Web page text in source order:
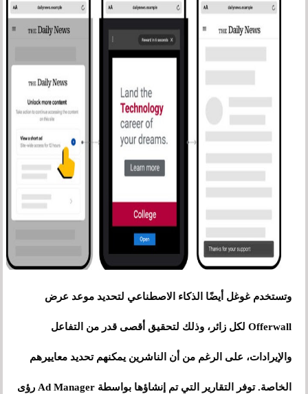
وتستخدم غوغل أيضًا الذكاء الاصطناعي لتحديد موعد عرض
Offerwall لكل زائر، وذلك لتحقيق أقصى قدر من التفاعل
والإيرادات، على الرغم من أن الناشرين يمكنهم تحديد معاييرهم
الخاصة. توفر التقارير التي تم إنشاؤها بواسطة Ad Manager رؤى